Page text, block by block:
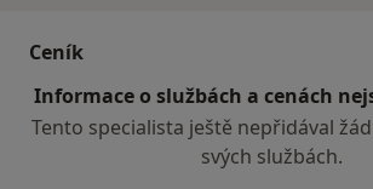
Ceník
Informace o službách a cenách
Tento specialista ještě nepřidával
svých službách.